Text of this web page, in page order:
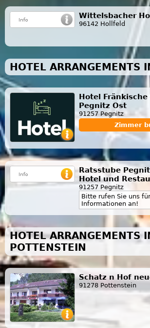
Wittelsbacher
96142 Hollfeld
HOTEL ARRANGEMENTS
Hotel Fränkische
Pegnitz Ost
91257 Pegnitz
Zimmer
Ratsstube
Hotel und
91257 Pegnitz
Bitte rufen Sie uns
Informationen an!
HOTEL ARRANGEMENTS
POTTENSTEIN
Schatz n Hof
91278 Pottenstein